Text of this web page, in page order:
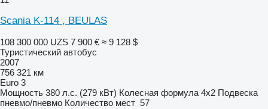
Scania K-114 , BEULAS
108 300 000 UZS 7 900 € ≈ 9 128 $
Туристический автобус
2007
756 321 км
Euro 3
Мощность 380 л.с. (279 кВт) Колесная формула 4x2 Подвеска
пневмо/пневмо Количество мест 57